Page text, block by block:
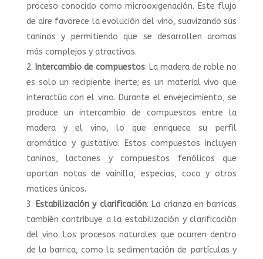
proceso conocido como microoxigenación. Este flujo
de aire favorece la evolución del vino, suavizando sus
taninos y permitiendo que se desarrollen aromas
más complejos y atractivos.
Intercambio de compuestos: La madera de roble no
es solo un recipiente inerte; es un material vivo que
interactúa con el vino. Durante el envejecimiento, se
produce un intercambio de compuestos entre la
madera y el vino, lo que enriquece su perfil
aromático y gustativo. Estos compuestos incluyen
taninos, lactones y compuestos fenólicos que
aportan notas de vainilla, especias, coco y otros
matices únicos.
Estabilización y clarificación: La crianza en barricas
también contribuye a la estabilización y clarificación
del vino. Los procesos naturales que ocurren dentro
de la barrica, como la sedimentación de partículas y